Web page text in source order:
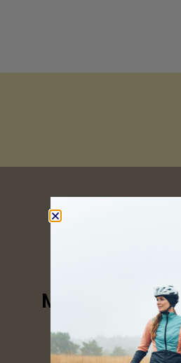
Melde Dich
Erfahre aktuelle